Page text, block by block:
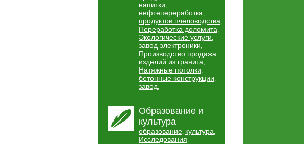
напитки,
нефтепереработка,
продуктов пчеловодства,
Переработка доломита,
Экологические услуги,
завод электроники,
Производство продажа
изделий из гранита,
Натяжные потолки,
бетонные конструкции,
завод,
Образование и
культура
образование, культура,
Исследования,